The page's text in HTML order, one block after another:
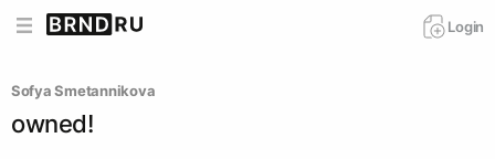
Login
Sofya Smetannikova
owned!